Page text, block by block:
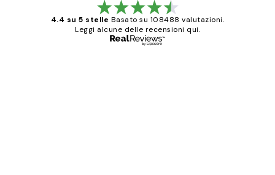
4.4 su 5 stelle Basato su 108488 valutazioni.
Leggi alcune delle recensioni qui.